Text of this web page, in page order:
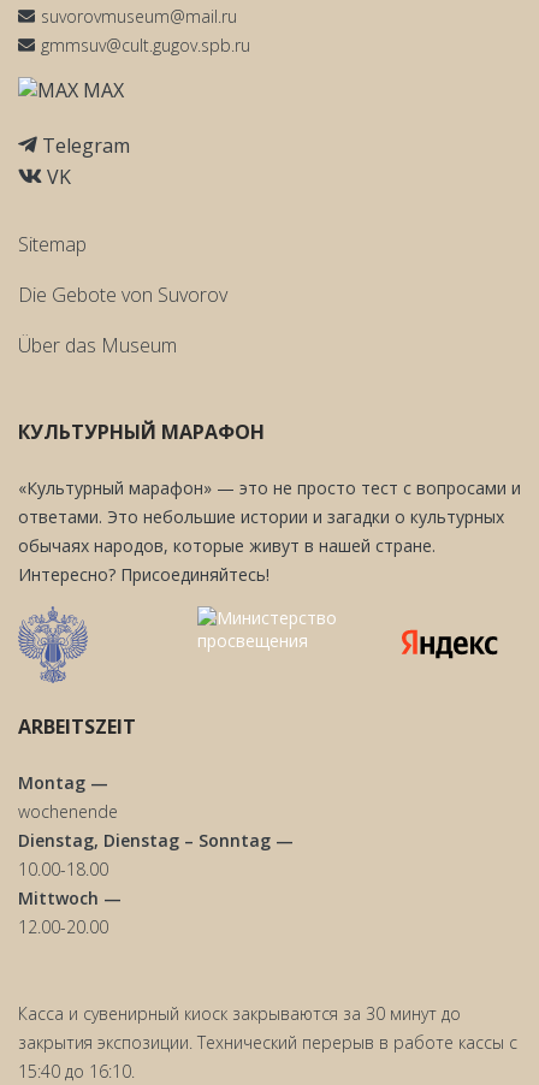
suvorovmuseum@mail.ru
gmmsuv@cult.gugov.spb.ru
MAX
Telegram
VK
Sitemap
Die Gebote von Suvorov
Über das Museum
КУЛЬТУРНЫЙ МАРАФОН
«Культурный марафон» — это не просто тест с вопросами и
ответами. Это небольшие истории и загадки о культурных
обычаях народов, которые живут в нашей стране.
Интересно? Присоединяйтесь!
ARBEITSZEIT
Montag —
wochenende
Dienstag, Dienstag – Sonntag —
10.00-18.00
Mittwoch —
12.00-20.00
Касса и сувенирный киоск закрываются за 30 минут до
закрытия экспозиции. Технический перерыв в работе кассы с
15:40 до 16:10.